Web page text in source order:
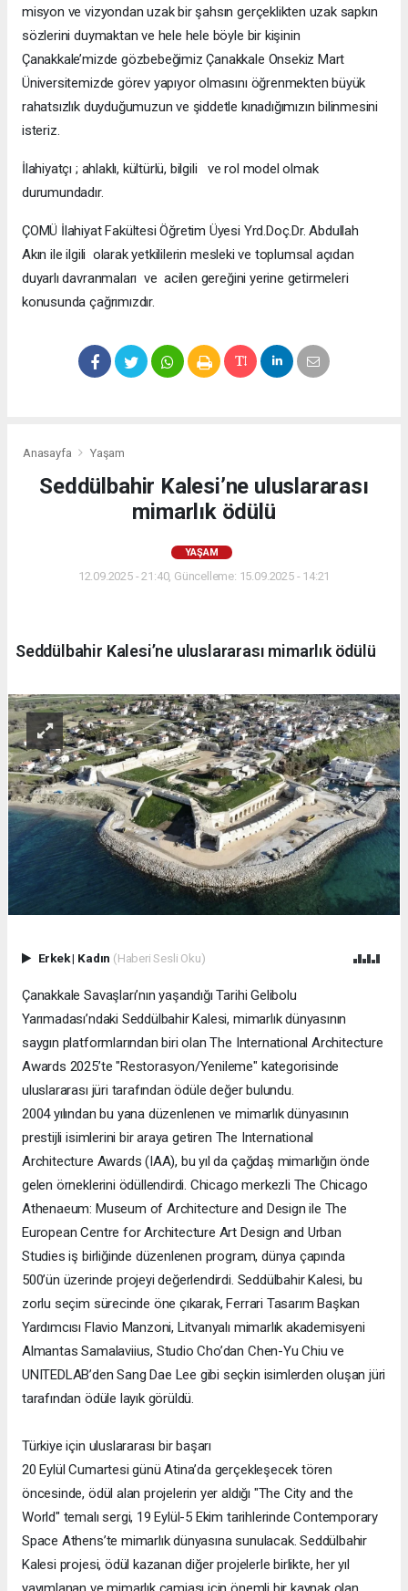
misyon ve vizyondan uzak bir şahsın gerçeklikten uzak sapkın
sözlerini duymaktan ve hele hele böyle bir kişinin
Çanakkale’mizde gözbebeğimiz Çanakkale Onsekiz Mart
Üniversitemizde görev yapıyor olmasını öğrenmekten büyük
rahatsızlık duyduğumuzun ve şiddetle kınadığımızın bilinmesini
isteriz.
İlahiyatçı ; ahlaklı, kültürlü, bilgili ve rol model olmak
durumundadır.
ÇOMÜ İlahiyat Fakültesi Öğretim Üyesi Yrd.Doç.Dr. Abdullah
Akın ile ilgili olarak yetkililerin mesleki ve toplumsal açıdan
duyarlı davranmaları ve acilen gereğini yerine getirmeleri
konusunda çağrımızdır.
Anasayfa Yaşam
Seddülbahir Kalesi’ne uluslararası
mimarlık ödülü
YAŞAM
12.09.2025 - 21:40, Güncelleme: 15.09.2025 - 14:21
Seddülbahir Kalesi’ne uluslararası mimarlık ödülü
Erkek| Kadın (Haberi Sesli Oku)
Çanakkale Savaşları’nın yaşandığı Tarihi Gelibolu
Yarımadası’ndaki Seddülbahir Kalesi, mimarlık dünyasının
saygın platformlarından biri olan The International Architecture
Awards 2025’te "Restorasyon/Yenileme" kategorisinde
uluslararası jüri tarafından ödüle değer bulundu.
2004 yılından bu yana düzenlenen ve mimarlık dünyasının
prestijli isimlerini bir araya getiren The International
Architecture Awards (IAA), bu yıl da çağdaş mimarlığın önde
gelen örneklerini ödüllendirdi. Chicago merkezli The Chicago
Athenaeum: Museum of Architecture and Design ile The
European Centre for Architecture Art Design and Urban
Studies iş birliğinde düzenlenen program, dünya çapında
500’ün üzerinde projeyi değerlendirdi. Seddülbahir Kalesi, bu
zorlu seçim sürecinde öne çıkarak, Ferrari Tasarım Başkan
Yardımcısı Flavio Manzoni, Litvanyalı mimarlık akademisyeni
Almantas Samalaviius, Studio Cho’dan Chen-Yu Chiu ve
UNITEDLAB’den Sang Dae Lee gibi seçkin isimlerden oluşan jüri
tarafından ödüle layık görüldü.
Türkiye için uluslararası bir başarı
20 Eylül Cumartesi günü Atina’da gerçekleşecek tören
öncesinde, ödül alan projelerin yer aldığı "The City and the
World" temalı sergi, 19 Eylül-5 Ekim tarihlerinde Contemporary
Space Athens’te mimarlık dünyasına sunulacak. Seddülbahir
Kalesi projesi, ödül kazanan diğer projelerle birlikte, her yıl